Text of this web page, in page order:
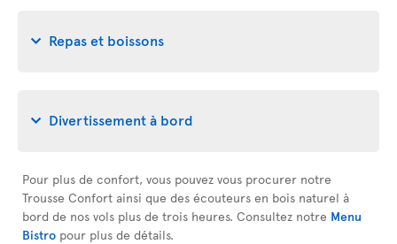
Repas et boissons
Divertissement à bord
Pour plus de confort, vous pouvez vous procurer notre
Trousse Confort ainsi que des écouteurs en bois naturel à
bord de nos vols plus de trois heures. Consultez notre Menu
Bistro pour plus de détails.